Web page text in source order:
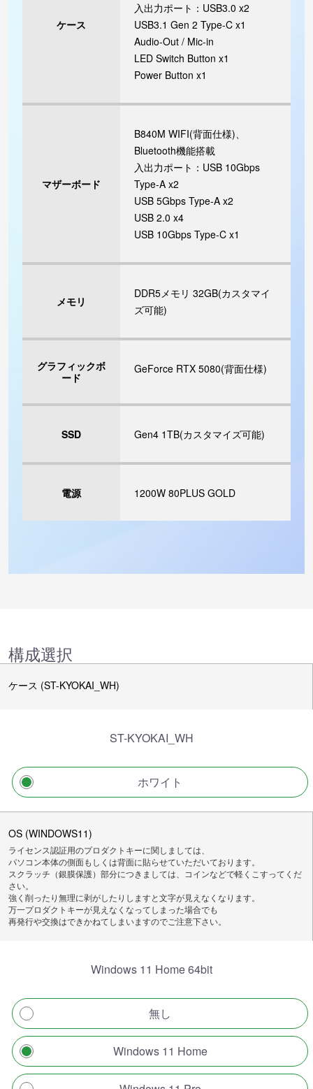
ケース
入出力ポート：USB3.0 x2
USB3.1 Gen 2 Type-C x1
Audio-Out / Mic-in
LED Switch Button x1
Power Button x1
マザーボード
B840M WIFI(背面仕様)、
Bluetooth機能搭載
入出力ポート：USB 10Gbps
Type-A x2
USB 5Gbps Type-A x2
USB 2.0 x4
USB 10Gbps Type-C x1
メモリ
DDR5メモリ 32GB(カスタマイ
ズ可能)
グラフィックボ
ード
GeForce RTX 5080(背面仕様)
SSD Gen4 1TB(カスタマイズ可能)
電源 1200W 80PLUS GOLD
構成選択
ケース (ST-KYOKAI_WH)
ST-KYOKAI_WH
ホワイト
OS (WINDOWS11)
ライセンス認証用のプロダクトキーに関しましては、
パソコン本体の側面もしくは背面に貼らせていただいております。
スクラッチ（銀膜保護）部分につきましては、コインなどで軽くこすってくだ
さい。
強く削ったり無理に剥がしたりしますと文字が見えなくなります。
万一プロダクトキーが見えなくなってしまった場合でも
再発行や交換はできかねてしまいますのでご注意下さい。
Windows 11 Home 64bit
無し
Windows 11 Home